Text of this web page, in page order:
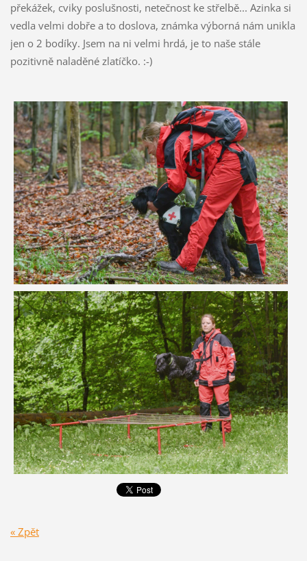
překážek, cviky poslušnosti, netečnost ke střelbě... Azinka si
vedla velmi dobře a to doslova, známka výborná nám unikla
jen o 2 bodíky. Jsem na ni velmi hrdá, je to naše stále
pozitivně naladěné zlatíčko. :-)
« Zpět